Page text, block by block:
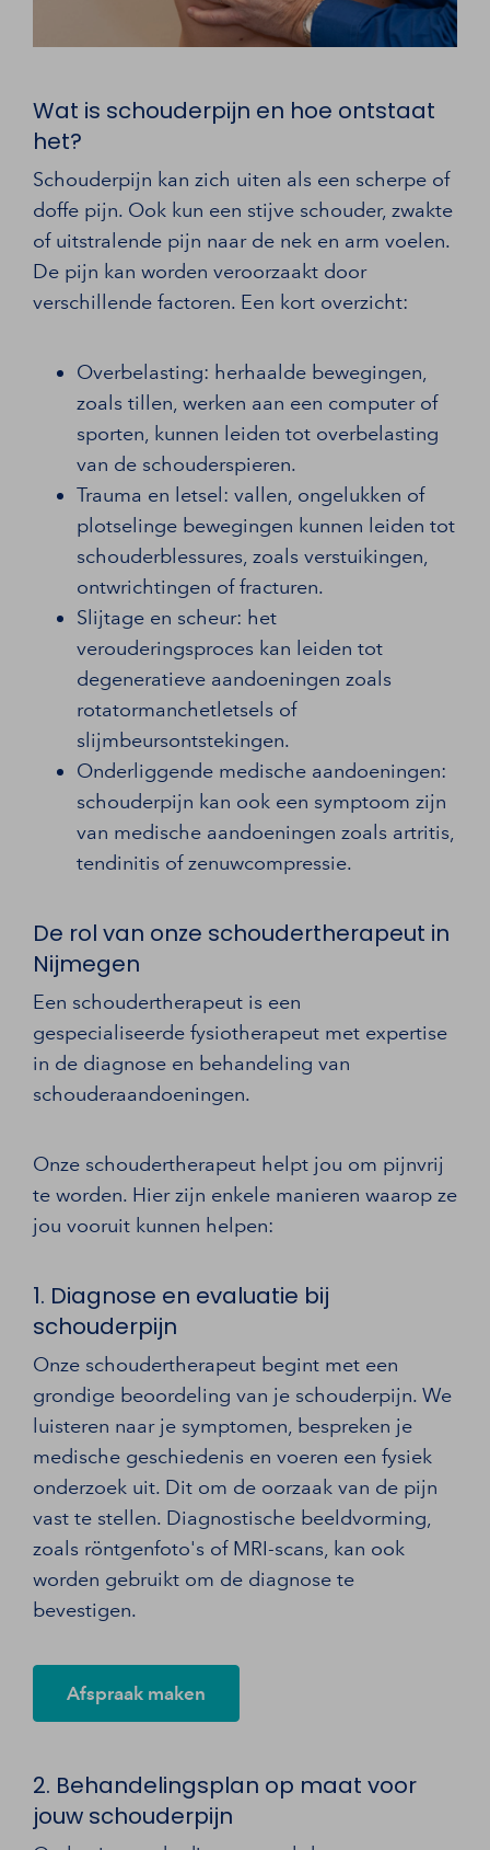
Wat is schouderpijn en hoe ontstaat
het?
Schouderpijn kan zich uiten als een scherpe of
doffe pijn. Ook kun een stijve schouder, zwakte
of uitstralende pijn naar de nek en arm voelen.
De pijn kan worden veroorzaakt door
verschillende factoren. Een kort overzicht:
Overbelasting: herhaalde bewegingen,
zoals tillen, werken aan een computer of
sporten, kunnen leiden tot overbelasting
van de schouderspieren.
Trauma en letsel: vallen, ongelukken of
plotselinge bewegingen kunnen leiden tot
schouderblessures, zoals verstuikingen,
ontwrichtingen of fracturen.
Slijtage en scheur: het
verouderingsproces kan leiden tot
degeneratieve aandoeningen zoals
rotatormanchetletsels of
slijmbeursontstekingen.
Onderliggende medische aandoeningen:
schouderpijn kan ook een symptoom zijn
van medische aandoeningen zoals artritis,
tendinitis of zenuwcompressie.
De rol van onze schoudertherapeut in
Nijmegen
Een schoudertherapeut is een
gespecialiseerde fysiotherapeut met expertise
in de diagnose en behandeling van
schouderaandoeningen.
Onze schoudertherapeut helpt jou om pijnvrij
te worden. Hier zijn enkele manieren waarop ze
jou vooruit kunnen helpen:
1. Diagnose en evaluatie bij
schouderpijn
Onze schoudertherapeut begint met een
grondige beoordeling van je schouderpijn. We
luisteren naar je symptomen, bespreken je
medische geschiedenis en voeren een fysiek
onderzoek uit. Dit om de oorzaak van de pijn
vast te stellen. Diagnostische beeldvorming,
zoals röntgenfoto's of MRI-scans, kan ook
worden gebruikt om de diagnose te
bevestigen.
Afspraak maken
2. Behandelingsplan op maat voor
jouw schouderpijn